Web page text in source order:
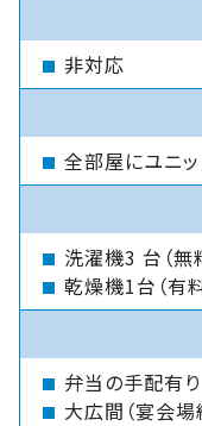
非対応
全部屋にユニ
洗濯機3 台（無
乾燥機1台（有料
弁当の手配有り
大広間（宴会場